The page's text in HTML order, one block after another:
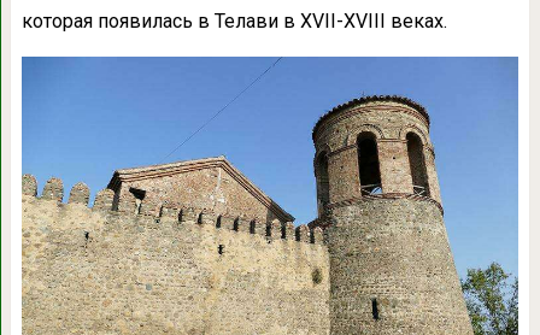
которая появилась в Телави в XVII-XVIII веках.